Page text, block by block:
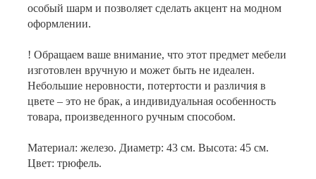
особый шарм и позволяет сделать акцент на модном
оформлении.
! Обращаем ваше внимание, что этот предмет мебели
изготовлен вручную и может быть не идеален.
Небольшие неровности, потертости и различия в
цвете – это не брак, а индивидуальная особенность
товара, произведенного ручным способом.
Материал: железо. Диаметр: 43 см. Высота: 45 см.
Цвет: трюфель.